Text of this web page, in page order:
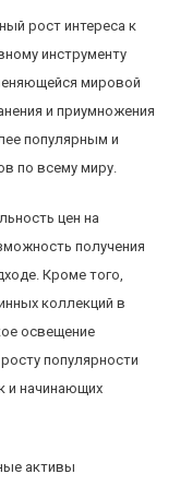
рост интереса к
инструменту
мировой
и приумножения
популярным и
по всему миру.
цен на
получения
Кроме того,
коллекций в
освещение
популярности
и начинающих
активы